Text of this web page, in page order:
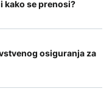
kako se prenosi?
osiguranja za